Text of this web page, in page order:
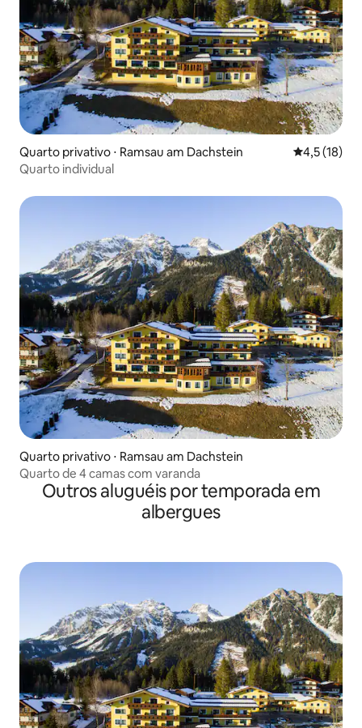
Quarto privativo ⋅ Ramsau am Dachstein 4,5 de uma
4,5 (18)
Quarto individual
Quarto privativo ⋅ Ramsau am Dachstein
Quarto de 4 camas com varanda
Outros aluguéis por temporada em
albergues